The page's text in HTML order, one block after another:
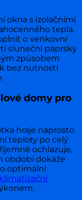
okna s izolačními
tepla.
o venkovní
sluneční paprsky
způsobem
bez nutnosti
domy pro
hraje naprosto
teploty po celý
ochlazuje,
období dokáže
optimální